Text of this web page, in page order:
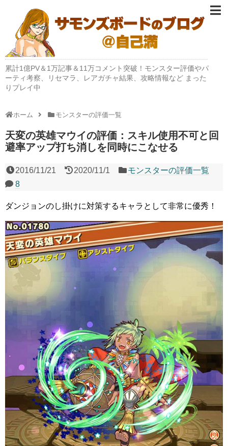
累計1億PV＆1万記事＆11万コメント突破！モンスター評価やパ
ーティ考察、リセマラ、レアガチャ結果、攻略情報など まった
りプレイ中
ホーム モンスターの評価一覧
天変の英雄マウイの評価：スキル使用不可と回
避率アップ打ち消しを同時にこなせる
2016/11/21 2020/11/1
モンスターの評価一覧
8
ダンジョンのし掛けに対策するキャラとして非常に優秀！